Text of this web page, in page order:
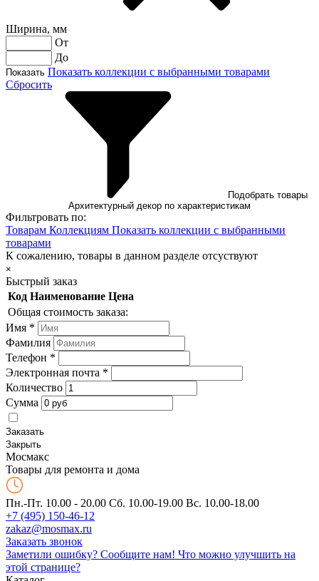
Ширина, мм
От
До
Показать Показать коллекции с выбранными товарами
Сбросить
Архитектурный декор по характеристикам
Фильтровать по:
Товарам Коллекциям Показать коллекции с выбранными
товарами
К сожалению, товары в данном разделе отсуствуют
×
Быстрый заказ
Код Наименование Цена
Общая стоимость заказа:
Имя *
Фамилия
Телефон *
Электронная почта *
Количество
Сумма
Заказать
Закрыть
Мосмакс
Товары для ремонта и дома
Пн.-Пт. 10.00 - 20.00 Сб. 10.00-19.00 Вс. 10.00-18.00
+7 (495) 150-46-12
zakaz@mosmax.ru
Заказать звонок
Заметили ошибку? Сообщите нам! Что можно улучшить на
этой странице?